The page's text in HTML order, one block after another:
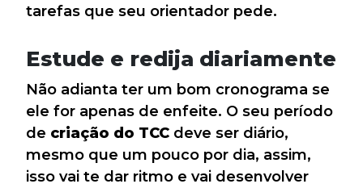
tarefas que seu orientador pede.
Estude e redija diariamente
Não adianta ter um bom cronograma se
ele for apenas de enfeite. O seu período
de criação do TCC deve ser diário,
mesmo que um pouco por dia, assim,
isso vai te dar ritmo e vai desenvolver